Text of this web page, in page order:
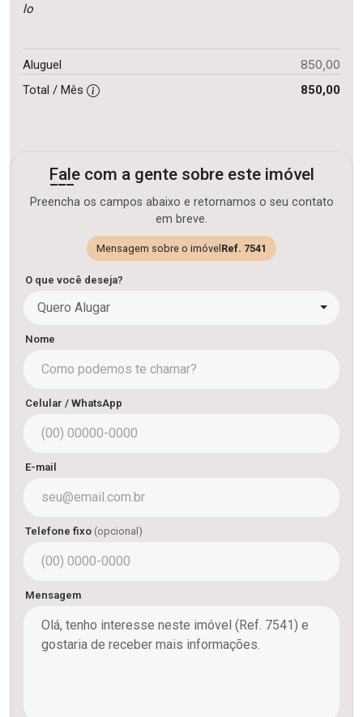
lo
Aluguel 850,00
Total / Mês 850,00
Fale com a gente sobre este imóvel
Preencha os campos abaixo e retornamos o seu contato
em breve.
Mensagem sobre o imóvel Ref. 7541
O que você deseja?
Quero Alugar
Nome
Celular / WhatsApp
E-mail
Telefone fixo (opcional)
Mensagem